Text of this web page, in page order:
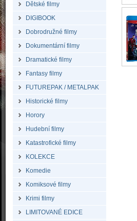
Dětské filmy
DIGIBOOK
Dobrodružné filmy
Dokumentární filmy
Dramatické filmy
Fantasy filmy
FUTUREPAK / METALPAK
Historické filmy
Horory
Hudební filmy
Katastrofické filmy
KOLEKCE
Komedie
Komiksové filmy
Krimi filmy
LIMITOVANÉ EDICE